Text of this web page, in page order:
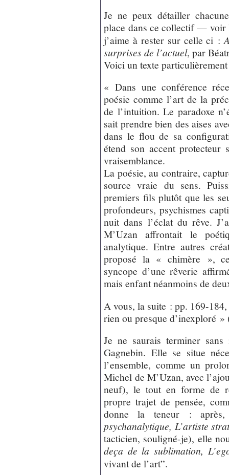
Je ne peux détailler
place dans ce collectif —
j’aime à rester sur celle ci :
surprises de l’actuel, par
Voici un texte
« Dans une conférence
poésie comme l’art de la
de l’intuition. Le paradoxe
sait prendre bien des aises
dans le flou de sa
étend son accent
vraisemblance.
La poésie, au contraire,
source vraie du sens.
premiers fils plutôt que les
profondeurs, psychismes
nuit dans l’éclat du rêve.
M’Uzan affrontait le
analytique. Entre autres
proposé la « chimère »,
syncope d’une rêverie
mais enfant néanmoins de
A vous, la suite : pp. 169-
rien ou presque d’inexploré
Je ne saurais terminer
Gagnebin. Elle se situe
l’ensemble, comme un
Michel de M’Uzan, avec
neuf), le tout en forme de
propre trajet de pensée,
donne la teneur :
psychanalytique, L’artiste
tacticien, souligné-je), elle
deça de la sublimation,
vivant de l’art”.